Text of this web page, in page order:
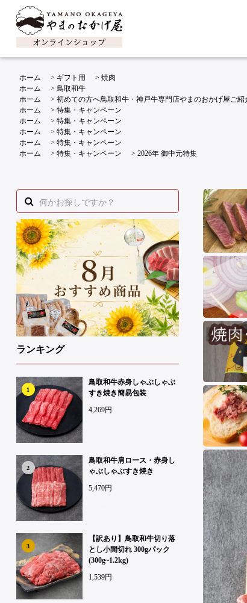
ホーム > ギフト用 > 焼肉
ホーム
> 鳥取和牛
ホーム
> 初めての方へ鳥取和牛・神戸牛専門店やまのおかげ屋ご紹
ホーム
> 特集・キャンペーン
ホーム
> 特集・キャンペーン
ホーム
> 特集・キャンペーン
ホーム
> 特集・キャンペーン
ホーム
> 特集・キャンペーン > 2026年 御中元特集
ランキング
1
鳥取和牛赤身しゃぶしゃぶ
すき焼き簡易包装
4,269円
2
鳥取和牛肩ロース・赤身し
ゃぶしゃぶすき焼き
5,470円
3
【訳あり】鳥取和牛切り落
とし小間切れ 300gパック
(300g~1.2kg)
1,539円